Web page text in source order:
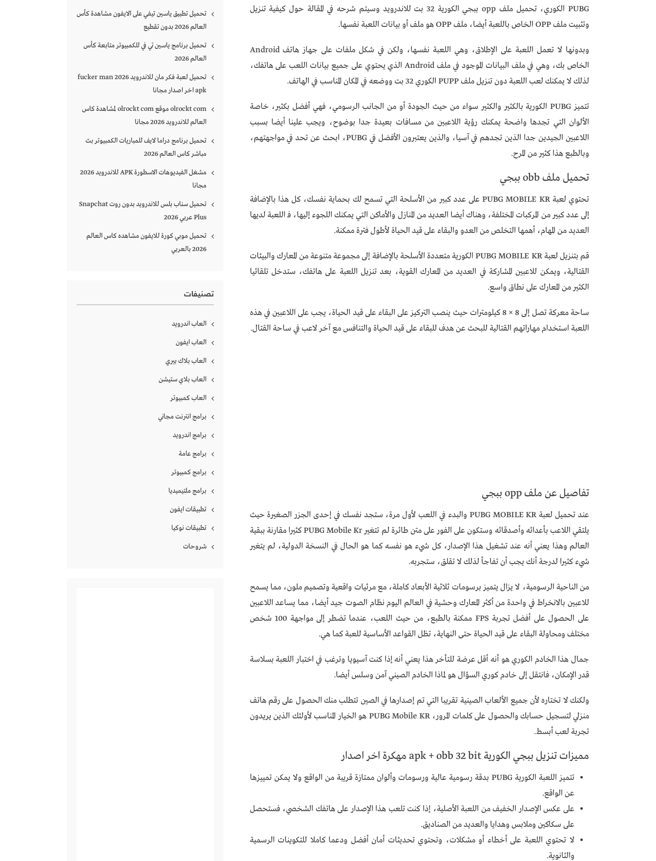
PUBG الكوري، تحميل ملف opp ببجي الكورية 32 بت للاندرويد وسيتم شرحه في المقالة حول كيفية تنزيل
وتثبيت ملف OPP الخاص باللعبة أيضا، ملف OPP هو ملف أو بيانات اللعبة نفسها.
وبدونها لا تعمل اللعبة على الإطلاق، وهي اللعبة نفسها، ولكن في شكل ملفات على جهاز هاتف Android
الخاص بك، وهي في ملف البيانات الموجود في ملف Android الذي يحتوي على جميع بيانات اللعب على هاتفك،
لذلك لا يمكنك لعب اللعبة دون تنزيل ملف PUPP الكوري 32 بت ووضعه في المكان المناسب في الهاتف.
تتميز PUBG الكورية بالكثير والكثير سواء من حيث الجودة أو من الجانب الرسومي، فهي أفضل بكثير، خاصة
الألوان التي تجدها واضحة يمكنك رؤية اللاعبين من مسافات بعيدة جدا بوضوح، ويجب علينا أيضا بسبب
اللاعبين الجيدين جدا الذين تجدهم في آسيا، والذين يعتبرون الأفضل في PUBG، ابحث عن تحد في مواجهتهم،
وبالطبع هذا كثير من المرح.
تحميل ملف obb ببجي
تحتوي لعبة PUBG MOBILE KR على عدد كبير من الأسلحة التي تسمح لك بحماية نفسك، كل هذا بالإضافة
إلى عدد كبير من المركبات المختلفة، وهناك أيضا العديد من المنازل والأماكن التي يمكنك اللجوء إليها، فـ اللعبة لديها
العديد من المهام، أهمها التخلص من العدو والبقاء على قيد الحياة لأطول فترة ممكنة.
قم بتنزيل لعبة PUBG MOBILE KR الكورية متعددة الأسلحة بالإضافة إلى مجموعة متنوعة من المعارك والبيئات
القتالية، ويمكن للاعبين المشاركة في العديد من المعارك القوية، بعد تنزيل اللعبة على هاتفك، ستدخل تلقائيا
الكثير من المعارك على نطاق واسع.
ساحة معركة تصل إلى 8 × 8 كيلومترات حيث ينصب التركيز على البقاء على قيد الحياة، يجب على اللاعبين في هذه
اللعبة استخدام مهاراتهم القتالية للبحث عن هدف للبقاء على قيد الحياة والتنافس مع آخر لاعب في ساحة القتال.
تفاصيل عن ملف opp ببجي
عند تحميل لعبة PUBG MOBILE KR والبدء في اللعب لأول مرة، ستجد نفسك في إحدى الجزر الصغيرة حيث
يلتقي اللاعب بأعدائه وأصدقائه وستكون على الفور على متن طائرة لم تتغير PUBG Mobile Kr كثيرا مقارنة ببقية
العالم وهذا يعني أنه عند تشغيل هذا الإصدار، كل شيء هو نفسه كما هو الحال في النسخة الدولية، لم يتغير
شيء كثيرا لدرجة أنك يجب أن تفاجأ لذلك لا تقلق، ستجربه.
من الناحية الرسومية، لا يزال يتميز برسومات ثلاثية الأبعاد كاملة، مع مرئيات واقعية وتصميم ملون، مما يسمح
للاعبين بالانخراط في واحدة من أكثر المعارك وحشية في العالم اليوم نظام الصوت جيد أيضا، مما يساعد اللاعبين
على الحصول على أفضل تجربة FPS ممكنة بالطبع، من حيث اللعب، عندما تضطر إلى مواجهة 100 شخص
مختلف ومحاولة البقاء على قيد الحياة حتى النهاية، تظل القواعد الأساسية للعبة كما هي.
جمال هذا الخادم الكوري هو أنه أقل عرضة للتأخر هذا يعني أنه إذا كنت آسيويا وترغب في اختبار اللعبة بسلاسة
قدر الإمكان، فانتقل إلى خادم كوري السؤال هو لماذا الخادم الصيني آمن وسلس أيضا.
ولكنك لا تختاره لأن جميع الألعاب الصينية تقريبا التي تم إصدارها في الصين تتطلب منك الحصول على رقم هاتف
منزلي لتسجيل حسابك والحصول على كلمات المرور، PUBG Mobile KR هو الخيار المناسب لأولئك الذين يريدون
تجربة لعب أبسط.
مميزات تنزيل ببجي الكورية apk + obb 32 bit مهكرة اخر اصدار
تتميز اللعبة الكورية PUBG بدقة رسومية عالية ورسومات وألوان ممتازة قريبة من الواقع ولا يمكن تمييزها
عن الواقع.
على عكس الإصدار الخفيف من اللعبة الأصلية، إذا كنت تلعب هذا الإصدار على هاتفك الشخصي، فستحصل
على سكاكين وملابس وهدايا والعديد من الصناديق.
لا تحتوي اللعبة على أخطاء أو مشكلات، وتحتوي تحديثات أمان أفضل ودعما كاملا للتكوينات الرسمية
والثانوية.
تحميل تطبيق ياسين تيفي على الايفون مشاهدة كأس
العالم 2026 بدون تقطيع
تحميل برنامج ياسين تي في للكمبيوتر متابعة كأس
العالم 2026
تحميل لعبة فكر مان للاندرويد 2026 fucker man
apk اخر اصدار مجانا
olrockt com موقع olrockt com لمشاهدة كاس
العالم للاندرويد 2026 مجانا
تحميل برنامج دراما لايف للمباريات الكمبيوتر بث
مباشر كاس العالم 2026
مشغل الفيديوهات الاسطورة APK للاندرويد 2026
مجانا
تحميل سناب بلس للاندرويد بدون روت Snapchat
Plus‏ عربي 2026
تحميل موبي كورة للايفون مشاهده كاس العالم
2026 بالعربي
تصنيفات
العاب اندرويد
العاب ايفون
العاب بلاك بيري
العاب بلاي ستيشن
العاب كمبيوتر
برامج انترنت مجاني
برامج اندرويد
برامج عامة
برامج كمبيوتر
برامج ملتيميديا
تطبيقات ايفون
تطبيقات نوكيا
شروحات